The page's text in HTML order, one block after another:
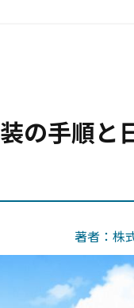
の手順と
著者：株